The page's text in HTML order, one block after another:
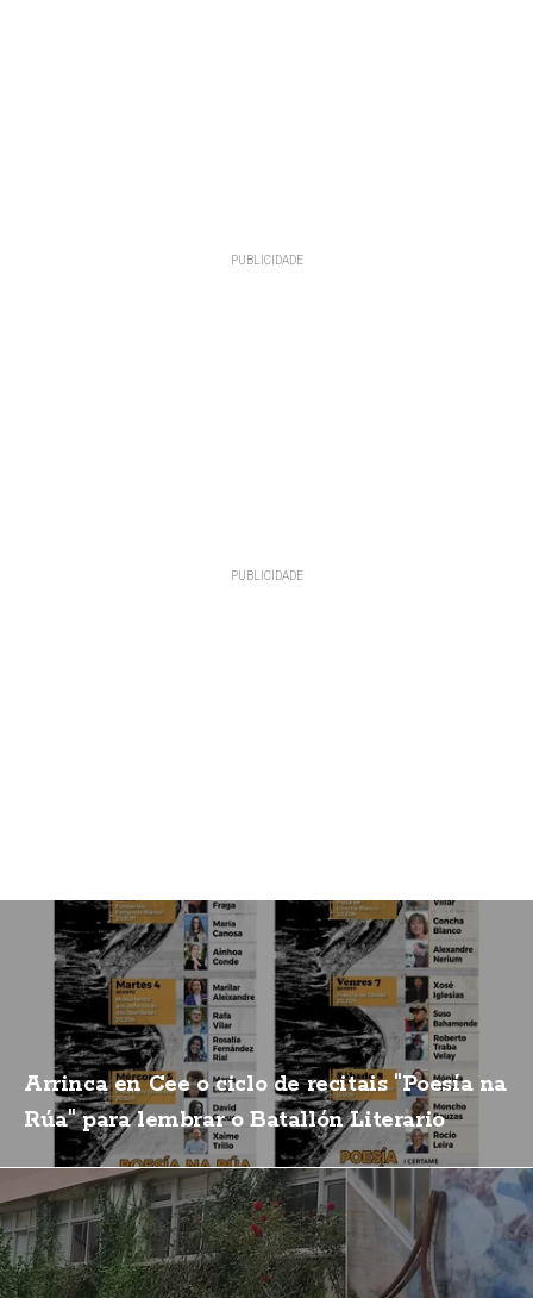
Arrinca en Cee o ciclo de recitais "Poesía na
Rúa" para lembrar o Batallón Literario